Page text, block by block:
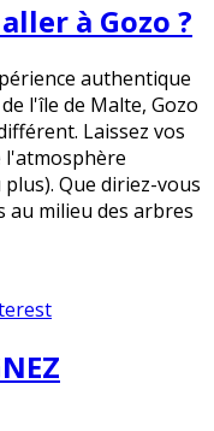
à Gozo ?
authentique
l'île de Malte, Gozo
Laissez vos
l'atmosphère
Que diriez-vous
au milieu des arbres